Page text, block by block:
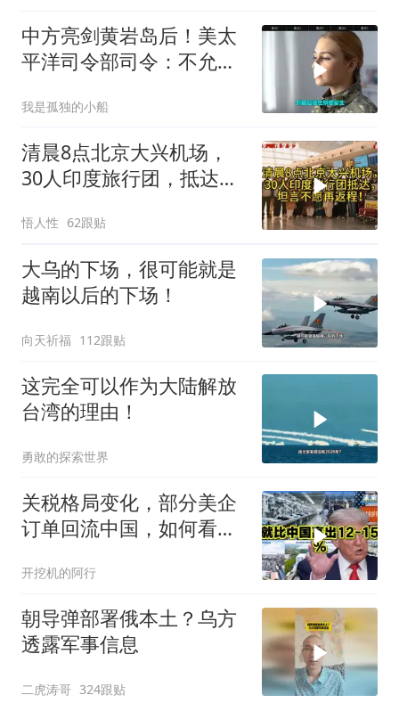
中方亮剑黄岩岛后！美太
平洋司令部司令：不允许
我是孤独的小船
清晨8点北京大兴机场，
30人印度旅行团，抵达，
悟人性 62跟贴
大乌的下场，很可能就是
越南以后的下场！
向天祈福 112跟贴
这完全可以作为大陆解放
台湾的理由！
勇敢的探索世界
关税格局变化，部分美企
订单回流中国，如何看待
听听
开挖机的阿行
朝导弹部署俄本土？乌方
透露军事信息
二虎涛哥 324跟贴